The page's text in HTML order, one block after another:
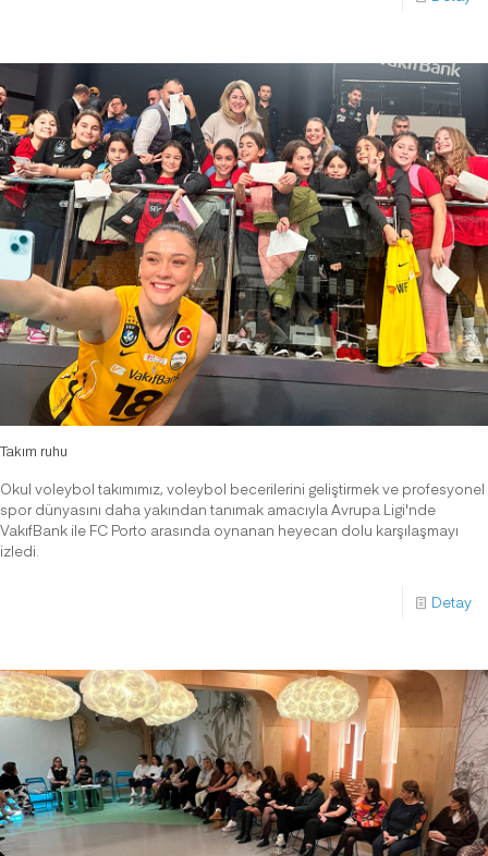
Takım ruhu
Okul voleybol takımımız, voleybol becerilerini geliştirmek ve profesyonel
spor dünyasını daha yakından tanımak amacıyla Avrupa Ligi'nde
VakıfBank ile FC Porto arasında oynanan heyecan dolu karşılaşmayı
izledi.
Detay